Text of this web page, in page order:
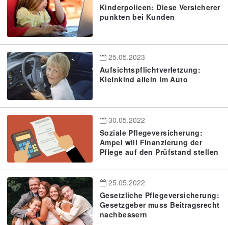
Kinderpolicen: Diese Versicherer
punkten bei Kunden
25.05.2023
Aufsichtspflichtverletzung:
Kleinkind allein im Auto
30.05.2022
Soziale Pflegeversicherung:
Ampel will Finanzierung der
Pflege auf den Prüfstand stellen
25.05.2022
Gesetzliche Pflegeversicherung:
Gesetzgeber muss Beitragsrecht
nachbessern